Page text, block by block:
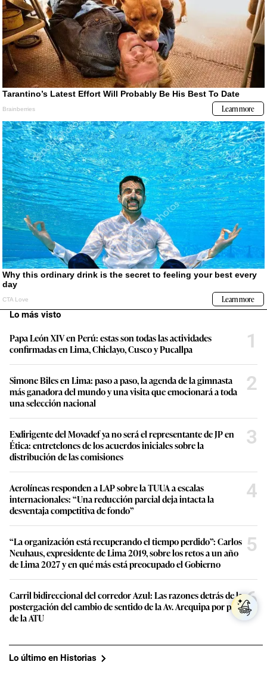
Lo más visto
Papa León XIV en Perú: estas son todas las actividades
confirmadas en Lima, Chiclayo, Cusco y Pucallpa
1
Simone Biles en Lima: paso a paso, la agenda de la gimnasta
más ganadora del mundo y una visita que emocionará a toda
una selección nacional
2
Exdirigente del Movadef ya no será el representante de JP en
Ética: entretelones de los acuerdos iniciales sobre la
distribución de las comisiones
3
Aerolíneas responden a LAP sobre la TUUA a escalas
internacionales: “Una reducción parcial deja intacta la
desventaja competitiva de fondo”
4
“La organización está recuperando el tiempo perdido”: Carlos
Neuhaus, expresidente de Lima 2019, sobre los retos a un año
de Lima 2027 y en qué más está preocupado el Gobierno
5
Carril bidireccional del corredor Azul: Las razones detrás de la
postergación del cambio de sentido de la Av. Arequipa por parte
de la ATU
6
Lo último en Historias